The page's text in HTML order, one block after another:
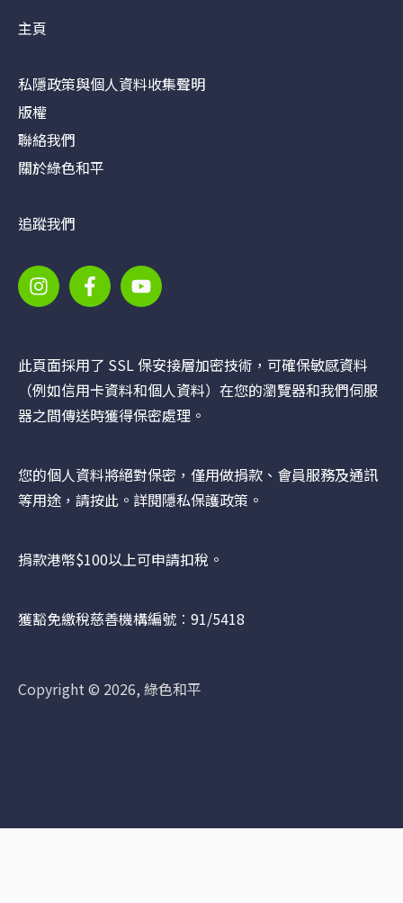
主頁
私隱政策與個人資料收集聲明
版權
聯絡我們
關於綠色和平
追蹤我們
此頁面採用了 SSL 保安接層加密技術，可確保敏感資料
（例如信用卡資料和個人資料）在您的瀏覽器和我們伺服
器之間傳送時獲得保密處理。
您的個人資料將絕對保密，僅用做捐款、會員服務及通訊
等用途，請按此 。詳閱隱私保護政策。
捐款港幣$100以上可申請扣稅。
獲豁免繳稅慈善機構編號︰91/5418
Copyright © 2026, 綠色和平